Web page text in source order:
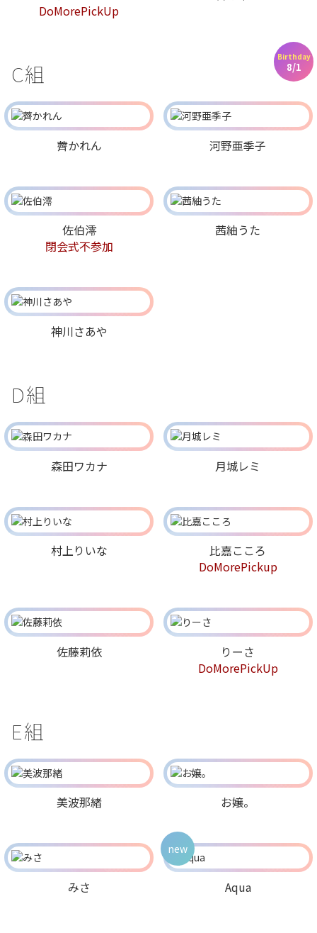
Birthday
8/1
DoMorePickUp
C組
薺かれん 河野亜季子
佐伯澪
閉会式不参加
茜紬うた
神川さあや
D組
森田ワカナ 月城レミ
村上りいな
比嘉こころ
DoMorePickup
佐藤莉依
りーさ
DoMorePickUp
E組
美波那緒 お嬢。
みさ Aqua
new